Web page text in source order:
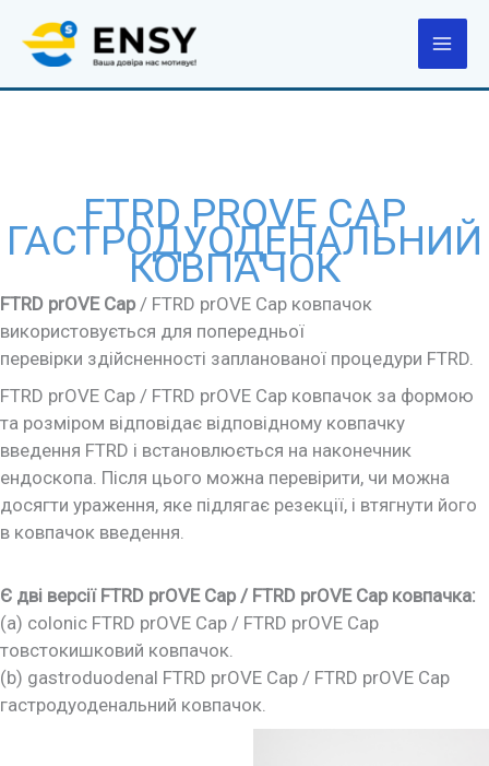
вмісту
FTRD PROVE CAP
ГАСТРОДУОДЕНАЛЬНИЙ
КОВПАЧОК
FTRD prOVE Cap / FTRD prOVE Cap ковпачок
використовується для попередньої
перевірки здійсненності запланованої процедури FTRD.
FTRD prOVE Cap / FTRD prOVE Cap ковпачок за формою
та розміром відповідає відповідному ковпачку
введення FTRD і встановлюється на наконечник
ендоскопа. Після цього можна перевірити, чи можна
досягти ураження, яке підлягає резекції, і втягнути його
в ковпачок введення.
Є дві версії FTRD prOVE Cap / FTRD prOVE Cap ковпачка:
(a) colonic FTRD prOVE Cap / FTRD prOVE Cap
товстокишковий ковпачок.
(b) gastroduodenal FTRD prOVE Cap / FTRD prOVE Cap
гастродуоденальний ковпачок.